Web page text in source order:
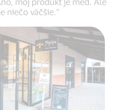
niečo väčšie.“